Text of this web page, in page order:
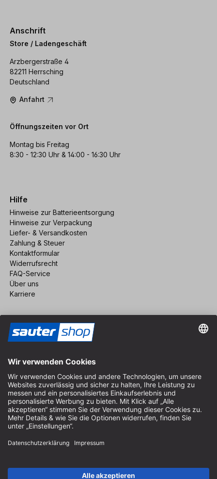
Anschrift
Store / Ladengeschäft
Arzbergerstraße 4
82211 Herrsching
Deutschland
Anfahrt
Öffnungszeiten vor Ort
Montag bis Freitag
8:30 - 12:30 Uhr & 14:00 - 16:30 Uhr
Hilfe
Hinweise zur Batterieentsorgung
Hinweise zur Verpackung
Liefer- & Versandkosten
Zahlung & Steuer
Kontaktformular
Widerrufsrecht
FAQ-Service
Über uns
Karriere
Impressum
AGB
Datenschutz
Cookie-Einstellungen
© 2026 sauter GmbH
* kostenloser Versand ab 150 Euro Bestellwert innerhalb
Deutschlands für die Standard-Paketgrößen - ausgenommen